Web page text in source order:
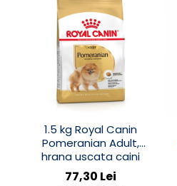
1.5 kg Royal Canin
Pomeranian Adult,
hrana uscata caini
77,30 Lei